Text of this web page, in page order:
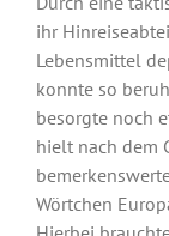
ihr
Lebensmittel
konnte so
besorgte noch
hielt nach dem
Wörtchen